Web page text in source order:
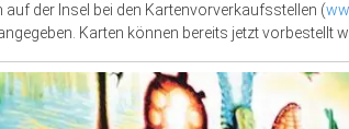
auf der Insel bei den Kartenvorverkaufsstellen (
Karten können bereits jetzt vorbestellt